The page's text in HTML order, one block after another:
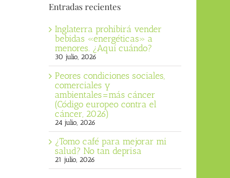
Entradas recientes
Inglaterra prohibirá vender
bebidas «energéticas» a
menores. ¿Aquí cuándo?
30 julio, 2026
Peores condiciones sociales,
comerciales y
ambientales=más cáncer
(Código europeo contra el
cáncer, 2026)
24 julio, 2026
¿Tomo café para mejorar mi
salud? No tan deprisa
21 julio, 2026